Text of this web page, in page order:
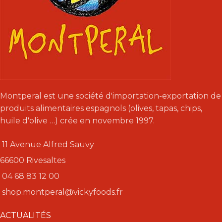
Montperal est une société d'importation-exportation de
produits alimentaires espagnols (olives, tapas, chips,
huile d'olive …) crée en novembre 1997.
11 Avenue Alfred Sauvy
66600 Rivesaltes
04 68 83 12 00
shop.montperal@vickyfoods.fr
ACTUALITÉS